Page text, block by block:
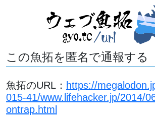
この魚拓を匿名で通報する
魚拓のURL： https://
015-41/www.lifehacker.jp/2014/
ontrap.html